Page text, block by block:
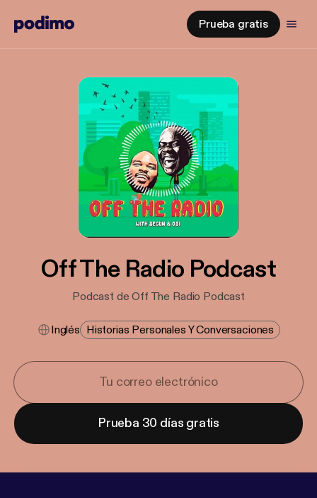
Prueba gratis
Off The Radio Podcast
Podcast de Off The Radio Podcast
Inglés Historias Personales Y Conversaciones
Prueba 30 días gratis